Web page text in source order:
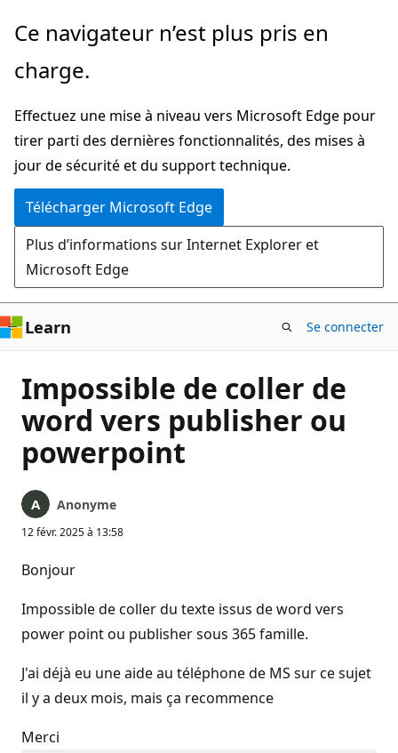
Passer
directement
au
principal
Ce navigateur n’est plus pris en
charge.
Effectuez une mise à niveau vers Microsoft Edge pour
tirer parti des dernières fonctionnalités, des mises à
jour de sécurité et du support technique.
Télécharger Microsoft Edge
Plus d’informations sur Internet Explorer et
Microsoft Edge
Learn Se connecter
Impossible de coller de
word vers publisher ou
powerpoint
Anonyme
12 févr. 2025 à 13:58
Bonjour
Impossible de coller du texte issus de word vers
power point ou publisher sous 365 famille.
J'ai déjà eu une aide au téléphone de MS sur ce sujet
il y a deux mois, mais ça recommence
Merci